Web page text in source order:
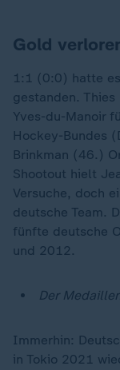
Gold
1:1 (0:0) hatte
gestanden.
Yves-du-Manoir
Hockey-Bundes
Brinkman (46.)
Shootout hielt
Versuche, doch
deutsche Team.
fünfte deutsche
und 2012.
Der
Immerhin:
in Tokio 2021